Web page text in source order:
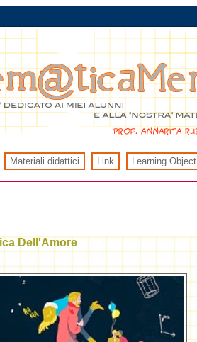
Materiali didattici Link Learning Object
Dell'Amore